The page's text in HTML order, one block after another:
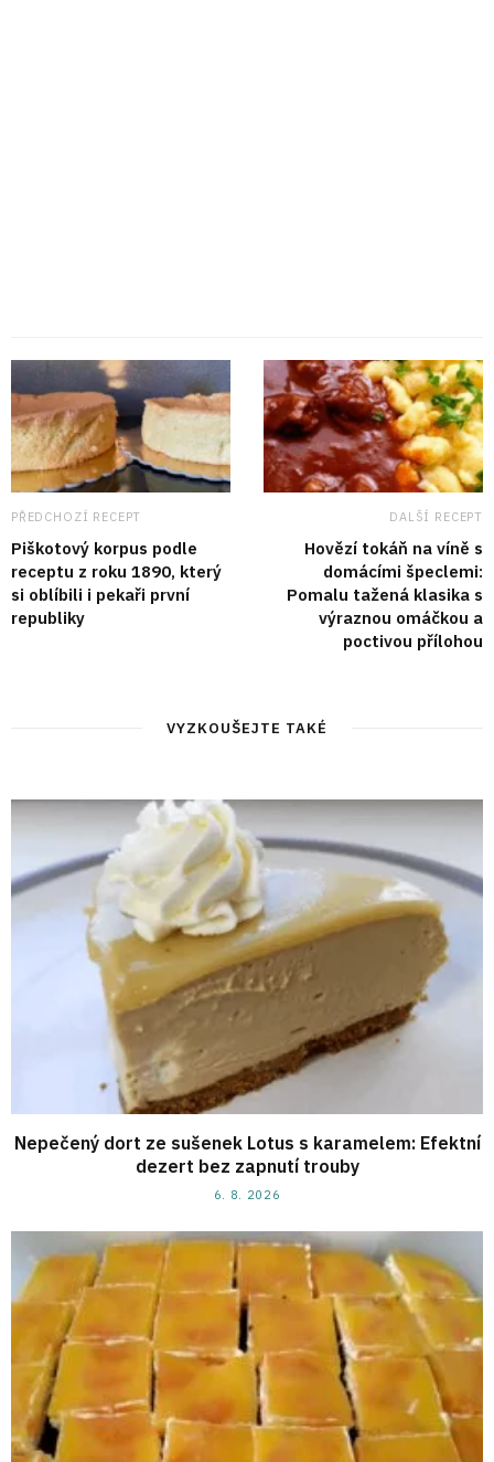
PŘEDCHOZÍ RECEPT
Piškotový korpus podle
receptu z roku 1890, který
si oblíbili i pekaři první
republiky
DALŠÍ RECEPT
Hovězí tokáň na víně s
domácími špeclemi:
Pomalu tažená klasika s
výraznou omáčkou a
poctivou přílohou
VYZKOUŠEJTE TAKÉ
Nepečený dort ze sušenek Lotus s karamelem: Efektní
dezert bez zapnutí trouby
6. 8. 2026